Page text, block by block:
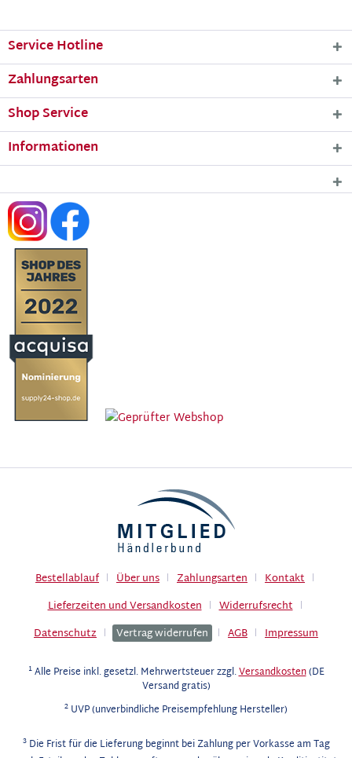
Service Hotline
Zahlungsarten
Shop Service
Informationen
Bestellablauf Über uns Zahlungsarten
Kontakt
Lieferzeiten und Versandkosten
Widerrufsrecht
Datenschutz
Vertrag widerrufen AGB Impressum
1Alle Preise inkl. gesetzl. Mehrwertsteuer zzgl.Versandkosten(DE
Versand gratis)
2 UVP (unverbindliche Preisempfehlung Hersteller)
3Die Frist für die Lieferung beginnt bei Zahlung per Vorkasse am Tag